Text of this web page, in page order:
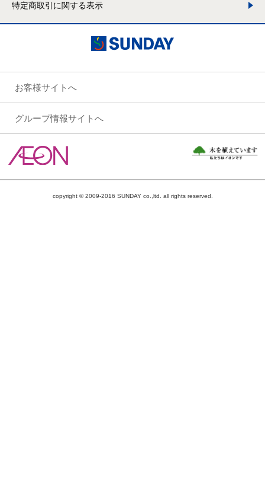
特定商取引に関する表示
お客様サイトへ
グループ情報サイトへ
copyright © 2009-2016 SUNDAY co.,ltd. all rights reserved.